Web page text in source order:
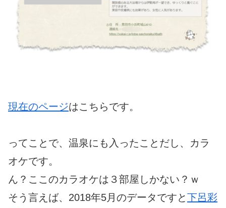
現在のページはこちらです。
ってことで、温泉にも入ったことだし、カラ
オケです。
ん？ここのカラオケは３部屋しかない？ｗ
そう言えば、2018年5月のデータですと下呂彩